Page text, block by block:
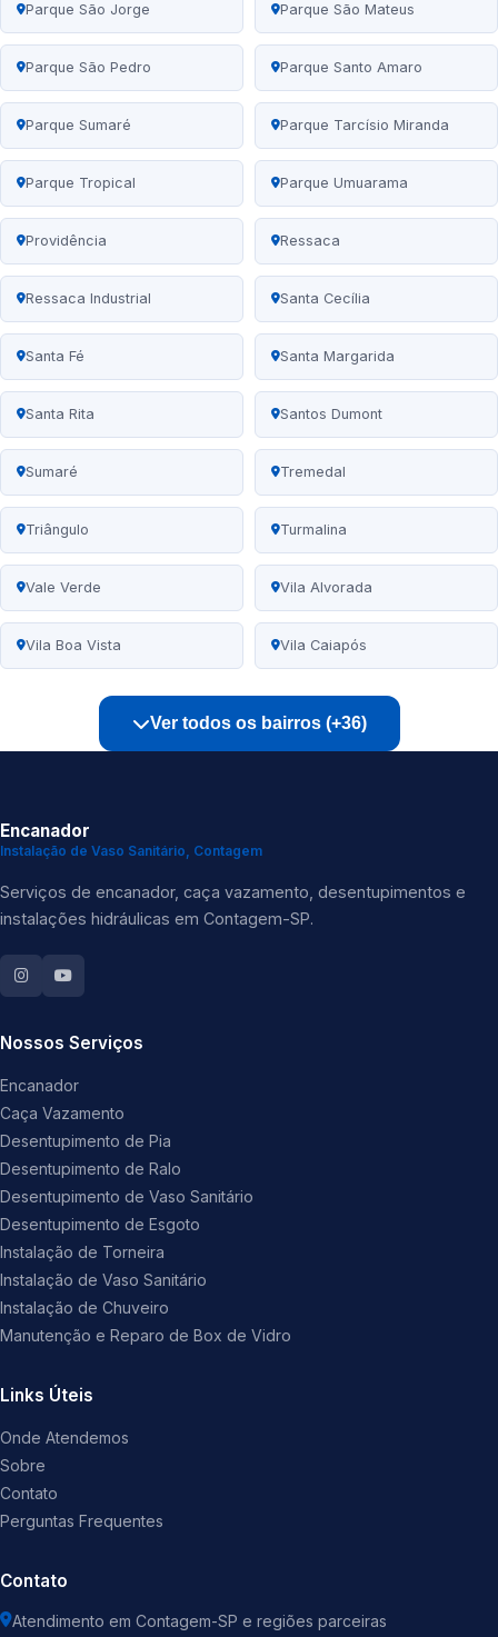
Parque São Jorge Parque São Mateus
Parque São Pedro Parque Santo Amaro
Parque Sumaré Parque Tarcísio Miranda
Parque Tropical Parque Umuarama
Providência Ressaca
Ressaca Industrial Santa Cecília
Santa Fé Santa Margarida
Santa Rita Santos Dumont
Sumaré Tremedal
Triângulo Turmalina
Vale Verde Vila Alvorada
Vila Boa Vista Vila Caiapós
Ver todos os bairros (+36)
Encanador
Instalação de Vaso Sanitário, Contagem
Serviços de encanador, caça vazamento, desentupimentos e
instalações hidráulicas em Contagem-SP.
Nossos Serviços
Encanador
Caça Vazamento
Desentupimento de Pia
Desentupimento de Ralo
Desentupimento de Vaso Sanitário
Desentupimento de Esgoto
Instalação de Torneira
Instalação de Vaso Sanitário
Instalação de Chuveiro
Manutenção e Reparo de Box de Vidro
Links Úteis
Onde Atendemos
Sobre
Contato
Perguntas Frequentes
Contato
Atendimento em Contagem-SP e regiões parceiras